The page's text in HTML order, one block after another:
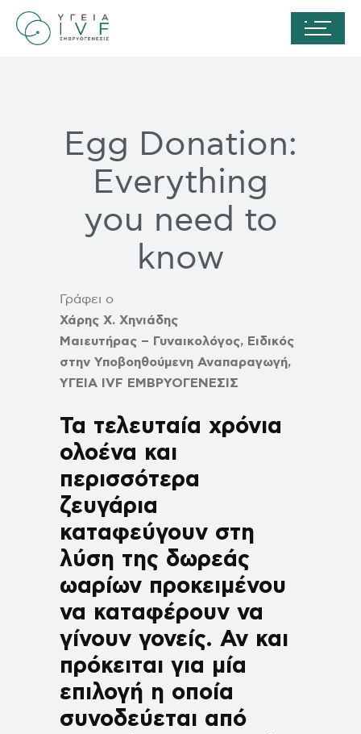
Egg Donation:
Everything
you need to
know
Γράφει ο
Χάρης Χ. Χηνιάδης
Μαιευτήρας – Γυναικολόγος, Ειδικός
στην Υποβοηθούμενη Αναπαραγωγή,
ΥΓΕΙΑ
IVF ΕΜΒΡΥΟΓΕΝΕΣΙΣ
Τα τελευταία χρόνια
ολοένα και
περισσότερα
ζευγάρια
καταφεύγουν στη
λύση της δωρεάς
ωαρίων προκειμένου
να καταφέρουν να
γίνουν γονείς. Αν και
πρόκειται για μία
επιλογή η οποία
συνοδεύεται από